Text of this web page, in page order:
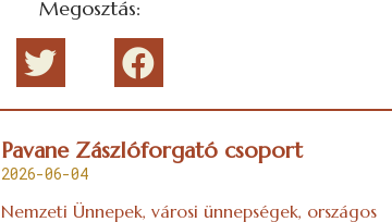
Megosztás:
Pavane Zászlóforgató csoport
2026-06-04
Nemzeti Ünnepek, városi ünnepségek, országos